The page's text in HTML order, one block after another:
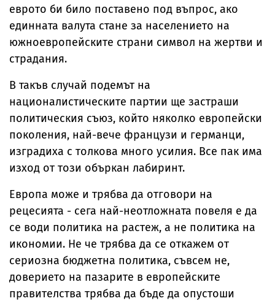
еврото би било поставено под въпрос, ако
единната валута стане за населението на
южноевропейските страни символ на жертви и
страдания.
В такъв случай подемът на
националистическите партии ще застраши
политическия съюз, който няколко европейски
поколения, най-вече французи и германци,
изградиха с толкова много усилия. Все пак има
изход от този объркан лабиринт.
Европа може и трябва да отговори на
рецесията - сега най-неотложната повеля е да
се води политика на растеж, а не политика на
икономии. Не че трябва да се откажем от
сериозна бюджетна политика, съвсем не,
доверието на пазарите в европейските
правителства трябва да бъде да опустоши